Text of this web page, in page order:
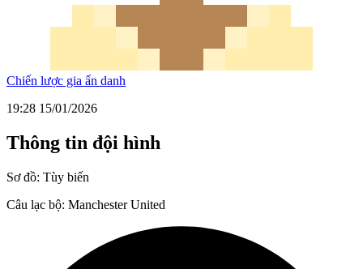
Chiến lược gia ẩn danh
19:28 15/01/2026
Thông tin đội hình
Sơ đồ: Tùy biến
Câu lạc bộ: Manchester United